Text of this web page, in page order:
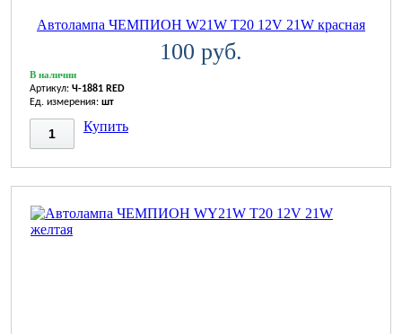
Автолампа ЧЕМПИОН W21W T20 12V 21W красная
100 руб.
В наличии
Артикул: Ч-1881 RED
Ед. измерения: шт
Купить